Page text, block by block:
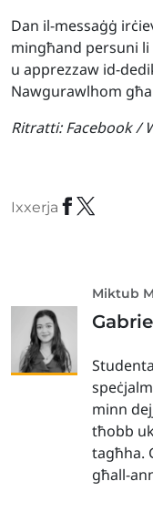
Dan il-messaġġ
mingħand persuni
u apprezzaw id-
Nawgurawlhom
Ritratti: Facebook /
Ixxerja
Miktub
minn
tħobb
tagħha.
għall-